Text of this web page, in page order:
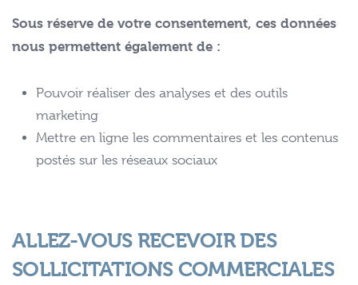
Sous réserve de votre consentement, ces données
nous permettent également de :
Pouvoir réaliser des analyses et des outils
marketing
Mettre en ligne les commentaires et les contenus
postés sur les réseaux sociaux
ALLEZ-VOUS RECEVOIR DES
SOLLICITATIONS COMMERCIALES